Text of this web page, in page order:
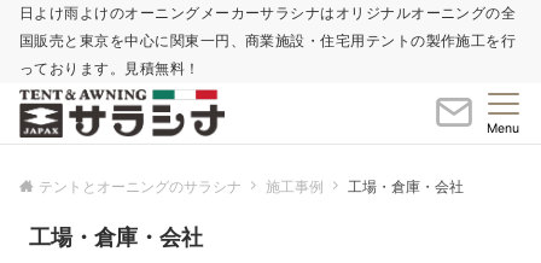
日よけ雨よけのオーニングメーカーサラシナはオリジナルオーニングの全
国販売と東京を中心に関東一円、商業施設・住宅用テントの製作施工を行
っております。見積無料！
Menu
テントとオーニングのサラシナ 施工事例 工場・倉庫・会社
工場・倉庫・会社